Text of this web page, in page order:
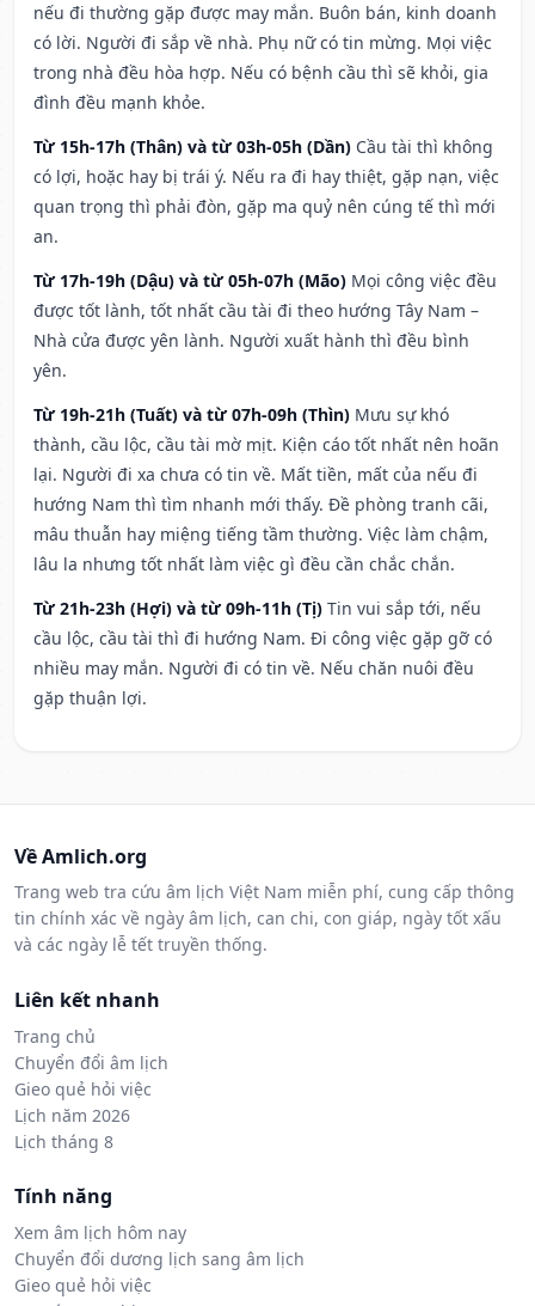
nếu đi thường gặp được may mắn. Buôn bán, kinh doanh
có lời. Người đi sắp về nhà. Phụ nữ có tin mừng. Mọi việc
trong nhà đều hòa hợp. Nếu có bệnh cầu thì sẽ khỏi, gia
đình đều mạnh khỏe.
Từ 15h-17h (Thân) và từ 03h-05h (Dần) Cầu tài thì không
có lợi, hoặc hay bị trái ý. Nếu ra đi hay thiệt, gặp nạn, việc
quan trọng thì phải đòn, gặp ma quỷ nên cúng tế thì mới
an.
Từ 17h-19h (Dậu) và từ 05h-07h (Mão) Mọi công việc đều
được tốt lành, tốt nhất cầu tài đi theo hướng Tây Nam –
Nhà cửa được yên lành. Người xuất hành thì đều bình
yên.
Từ 19h-21h (Tuất) và từ 07h-09h (Thìn) Mưu sự khó
thành, cầu lộc, cầu tài mờ mịt. Kiện cáo tốt nhất nên hoãn
lại. Người đi xa chưa có tin về. Mất tiền, mất của nếu đi
hướng Nam thì tìm nhanh mới thấy. Đề phòng tranh cãi,
mâu thuẫn hay miệng tiếng tầm thường. Việc làm chậm,
lâu la nhưng tốt nhất làm việc gì đều cần chắc chắn.
Từ 21h-23h (Hợi) và từ 09h-11h (Tị) Tin vui sắp tới, nếu
cầu lộc, cầu tài thì đi hướng Nam. Đi công việc gặp gỡ có
nhiều may mắn. Người đi có tin về. Nếu chăn nuôi đều
gặp thuận lợi.
Về Amlich.org
Trang web tra cứu âm lịch Việt Nam miễn phí, cung cấp thông
tin chính xác về ngày âm lịch, can chi, con giáp, ngày tốt xấu
và các ngày lễ tết truyền thống.
Liên kết nhanh
Trang chủ
Chuyển đổi âm lịch
Gieo quẻ hỏi việc
Lịch năm 2026
Lịch tháng 8
Tính năng
Xem âm lịch hôm nay
Chuyển đổi dương lịch sang âm lịch
Gieo quẻ hỏi việc